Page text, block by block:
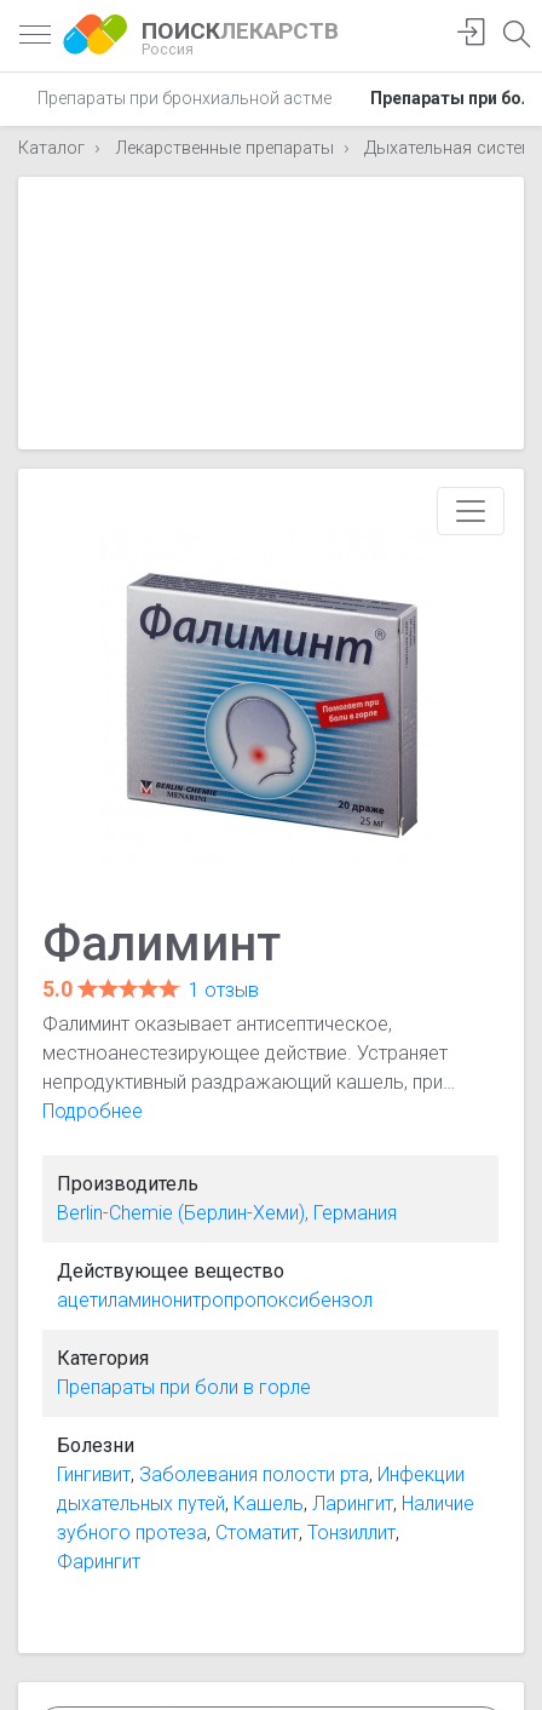
ПОИСКЛЕКАРСТВ
Россия
Препараты при бронхиальной астме Препараты при
Каталог Лекарственные препараты Дыхательная система
Фалиминт
5.0
1 отзыв
Фалиминт оказывает антисептическое,
местноанестезирующее действие. Устраняет
непродуктивный раздражающий кашель, при
рассасывании создает ощущение прохлады в
действие. Не оказывает подсушивающего
действия на слизистые оболочки, не вызывает
слизистые оболочки раздражает нервные
окончания, оказывает незначительное
антисептическими (обеззараживающими) и
противорвотными свойствами.
Подробнее
Производитель
Berlin-Chemie (Берлин-Хеми), Германия
Действующее вещество
ацетиламинонитропропоксибензол
Категория
Препараты при боли в горле
Болезни
Гингивит, Заболевания полости рта, Инфекции
дыхательных путей, Кашель, Ларингит, Наличие
зубного протеза, Стоматит,Тонзиллит,
Фарингит